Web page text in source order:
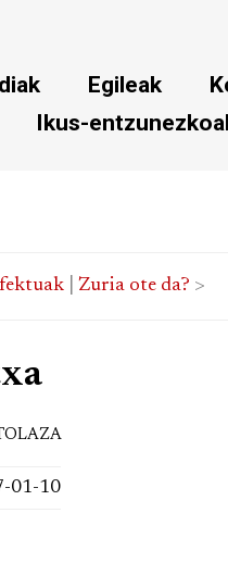
Egileak
Ikus-
Zuria ote da? >
01-10